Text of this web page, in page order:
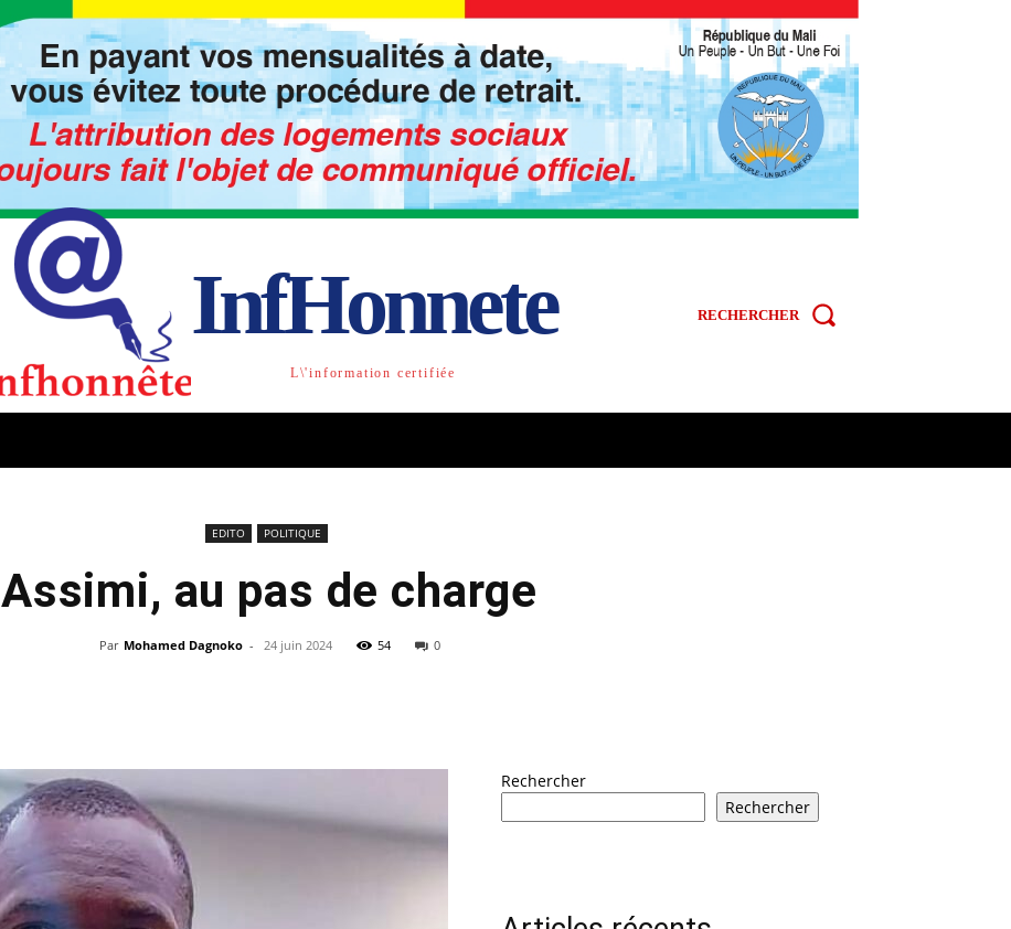
InfHonnete
L\'information certifiée
RECHERCHER
EDITO POLITIQUE
Assimi, au pas de charge
Par Mohamed Dagnoko - 24 juin 2024 54 0
Rechercher
Rechercher